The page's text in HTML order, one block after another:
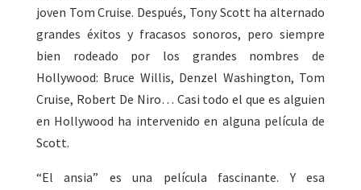
joven Tom Cruise. Después, Tony Scott ha alternado
grandes éxitos y fracasos sonoros, pero siempre
bien rodeado por los grandes nombres de
Hollywood: Bruce Willis, Denzel Washington, Tom
Cruise, Robert De Niro… Casi todo el que es alguien
en Hollywood ha intervenido en alguna película de
Scott.
“El ansia” es una película fascinante. Y esa